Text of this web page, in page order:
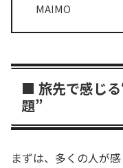
MAIMO
■ 旅先で感じ
題”
まずは、多くの人が